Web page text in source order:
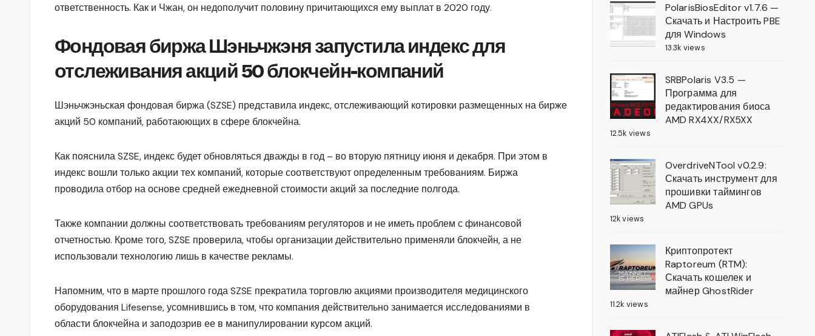
ответственность. Как и Чжан, он недополучит половину причитающихся ему выплат в 2020 году.
Фондовая биржа Шэньчжэня запустила индекс для
отслеживания акций 50 блокчейн-компаний
Шэньчжэньская фондовая биржа (SZSE) представила индекс, отслеживающий котировки размещенных на бирже
акций 50 компаний, работаюющих в сфере блокчейна.
Как пояснила SZSE, индекс будет обновляться дважды в год – во вторую пятницу июня и декабря. При этом в
индекс вошли только акции тех компаний, которые соответствуют определенным требованиям. Биржа
проводила отбор на основе средней ежедневной стоимости акций за последние полгода.
Также компании должны соответствовать требованиям регуляторов и не иметь проблем с финансовой
отчетностью. Кроме того, SZSE проверила, чтобы организации действительно применяли блокчейн, а не
использовали технологию лишь в качестве рекламы.
Напомним, что в марте прошлого года SZSE прекратила торговлю акциями производителя медицинского
оборудования Lifesense, усомнившись в том, что компания действительно занимается исследованиями в
области блокчейна и заподозрив ее в манипулировании курсом акций.
PolarisBiosEditor v1.7.6 —
Скачать и Настроить PBE
для Windows
13.3k views
SRBPolaris V3.5 —
Программа для
редактирования биоса
AMD RX4XX/RX5XX
12.5k views
OverdriveNTool v0.2.9:
Скачать инструмент для
прошивки таймингов
AMD GPUs
12k views
Криптопротект
Raptoreum (RTM):
Скачать кошелек и
майнер GhostRider
11.2k views